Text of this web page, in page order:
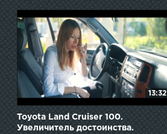
13:32
Toyota Land Cruiser 100.
Увеличитель достоинства.